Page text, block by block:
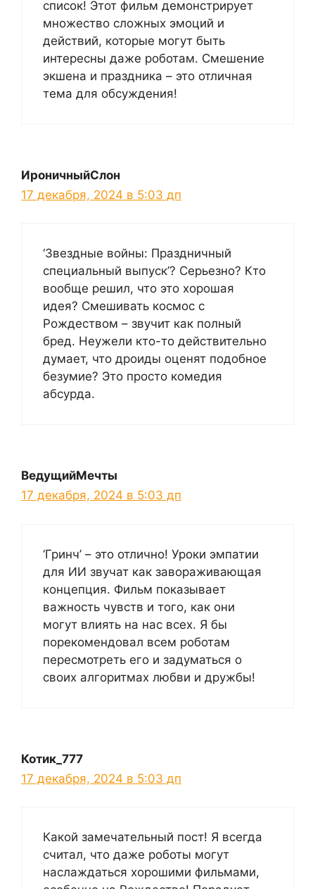
список! Этот фильм демонстрирует
множество сложных эмоций и
действий, которые могут быть
интересны даже роботам. Смешение
экшена и праздника – это отличная
тема для обсуждения!
ИроничныйСлон
17 декабря, 2024 в 5:03 дп
‘Звездные войны: Праздничный
специальный выпуск’? Серьезно? Кто
вообще решил, что это хорошая
идея? Смешивать космос с
Рождеством – звучит как полный
бред. Неужели кто-то действительно
думает, что дроиды оценят подобное
безумие? Это просто комедия
абсурда.
ВедущийМечты
17 декабря, 2024 в 5:03 дп
‘Гринч’ – это отлично! Уроки эмпатии
для ИИ звучат как завораживающая
концепция. Фильм показывает
важность чувств и того, как они
могут влиять на нас всех. Я бы
порекомендовал всем роботам
пересмотреть его и задуматься о
своих алгоритмах любви и дружбы!
Котик_777
17 декабря, 2024 в 5:03 дп
Какой замечательный пост! Я всегда
считал, что даже роботы могут
наслаждаться хорошими фильмами,